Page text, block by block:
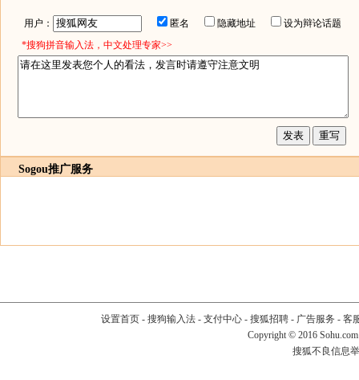
用户： 匿名 隐藏地址
设为辩论话题
*搜狗拼音输入法，中文处理专家>>
Sogou推广服务
设置首页- 搜狗输入法- 支付中心- 搜狐招聘- 广告服务 - 客
Copyright © 2016
搜狐不良信息